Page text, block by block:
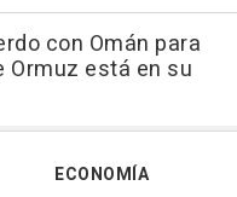
con Omán para
está en su
ECONOMÍA